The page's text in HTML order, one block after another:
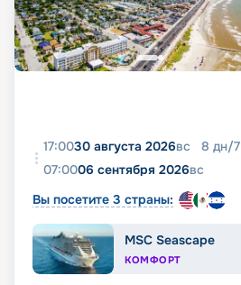
17:0030 августа 2026вс 8 дн/7
07:0006 сентября 2026вс
Вы посетите 3 страны:
MSC Seascape
КОМФОРТ